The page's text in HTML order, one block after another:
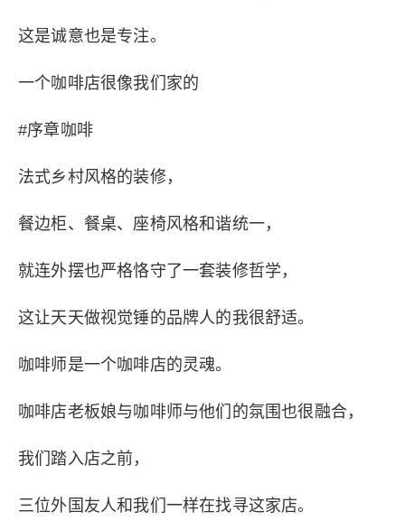
这是诚意也是专注。
一个咖啡店很像我们家的
#序章咖啡
法式乡村风格的装修，
餐边柜、餐桌、座椅风格和谐统一，
就连外摆也严格恪守了一套装修哲学，
这让天天做视觉锤的品牌人的我很舒适。
咖啡师是一个咖啡店的灵魂。
咖啡店老板娘与咖啡师与他们的氛围也很融合，
我们踏入店之前，
三位外国友人和我们一样在找寻这家店。